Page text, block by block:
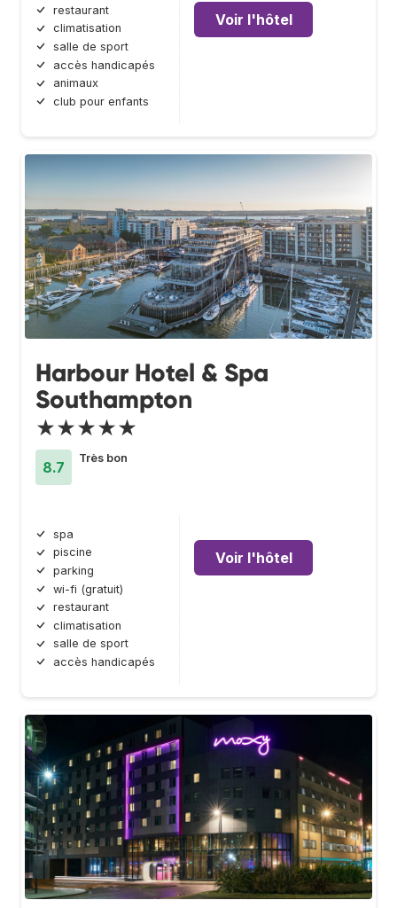
restaurant
climatisation
salle de sport
accès handicapés
animaux
club pour enfants
Voir l'hôtel
Harbour Hotel & Spa
Southampton
★★★★★
8.7
Très bon
spa
piscine
parking
wi-fi (gratuit)
restaurant
climatisation
salle de sport
accès handicapés
Voir l'hôtel